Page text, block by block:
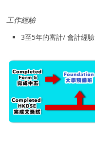
工作經驗
3至5年的審計/ 會計經驗